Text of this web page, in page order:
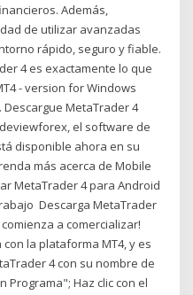
Además,
de utilizar avanzadas
rápido, seguro y fiable.
4 es exactamente lo que
- version for Windows
MetaTrader 4
el software de
disponible ahora en su
más acerca de Mobile
MetaTrader 4 para Android
Descarga MetaTrader
a comercializar!
la plataforma MT4, y es
4 con su nombre de
Programa"; Haz clic con el